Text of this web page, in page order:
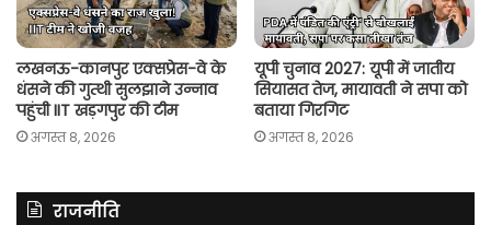
लखनऊ-कानपुर एक्सप्रेस-वे के
धंसने की गुत्थी सुलझाने उन्नाव
पहुंची IIT खड़गपुर की टीम
अगस्त 8, 2026
यूपी चुनाव 2027: यूपी में जातीय
सियासत तेज, मायावती ने सपा को
बताया गिरगिट
अगस्त 8, 2026
राजनीति